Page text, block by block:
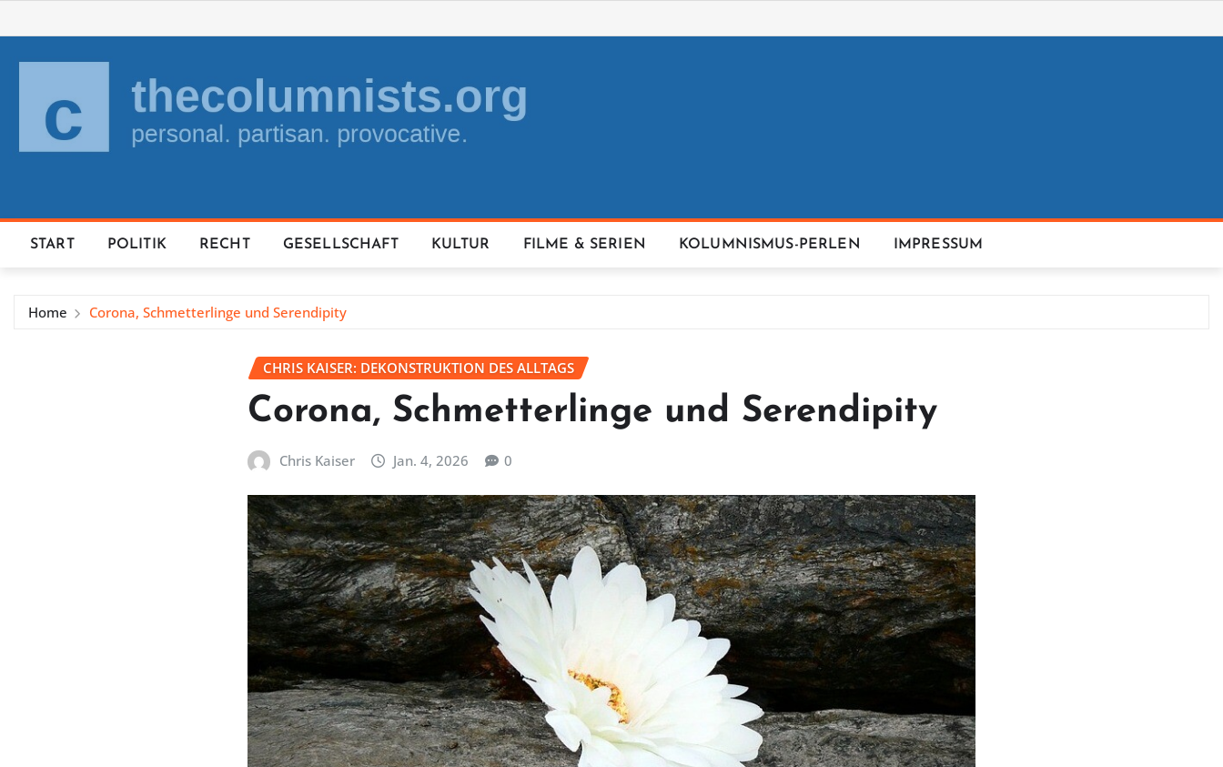
to
content
START POLITIK RECHT GESELLSCHAFT KULTUR FILME & SERIEN KOLUMNISMUS-PERLEN IMPRESSUM
Home Corona, Schmetterlinge und Serendipity
CHRIS KAISER: DEKONSTRUKTION DES ALLTAGS
Corona, Schmetterlinge und Serendipity
Chris Kaiser Jan. 4, 2026 0